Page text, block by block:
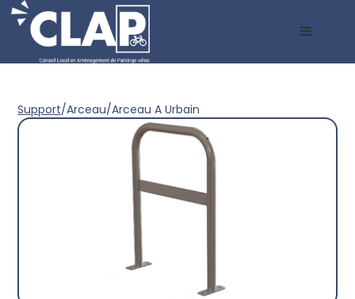
Support/Arceau/Arceau A Urbain